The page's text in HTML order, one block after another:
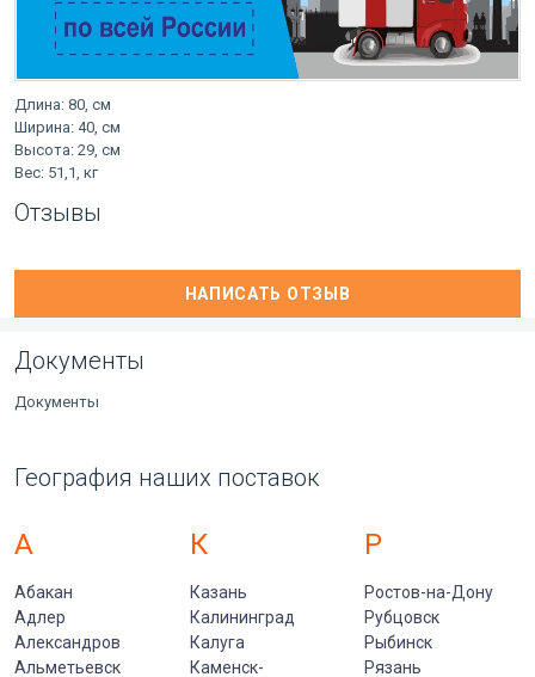
Длина: 80, см
Ширина: 40, см
Высота: 29, см
Вес: 51,1, кг
Отзывы
НАПИСАТЬ ОТЗЫВ
Документы
Документы
География наших поставок
А
Абакан
Адлер
Александров
Альметьевск
К
Казань
Калининград
Калуга
Каменск-
Р
Ростов-на-Дону
Рубцовск
Рыбинск
Рязань